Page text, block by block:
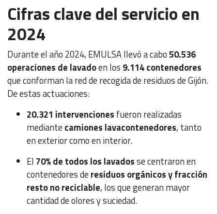
Cifras clave del servicio en
2024
Durante el año 2024, EMULSA llevó a cabo50.536
operaciones de lavadoen los 9.114 contenedores
que conforman la red de recogida de residuos de Gijón.
De estas actuaciones:
20.321 intervenciones fueron realizadas
mediantecamiones lavacontenedores, tanto
en exterior como en interior.
El 70% de todos los lavadosse centraron en
contenedores deresiduos orgánicos y fracción
resto no reciclable, los que generan mayor
cantidad de olores y suciedad.